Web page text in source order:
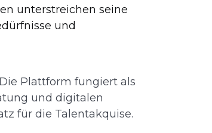
unterstreichen seine
und
Die Plattform fungiert als
und digitalen
für die Talentakquise.